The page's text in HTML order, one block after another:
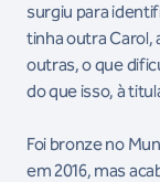
surgiu para
tinha outra Carol,
outras, o que
do que isso, à
Foi bronze no
em 2016, mas